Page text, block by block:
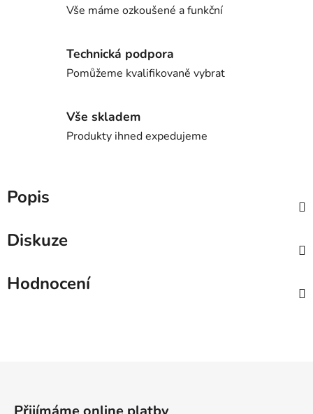
Vše máme ozkoušené a funkční
Technická podpora
Pomůžeme kvalifikovaně vybrat
Vše skladem
Produkty ihned expedujeme
Popis
Diskuze
Hodnocení